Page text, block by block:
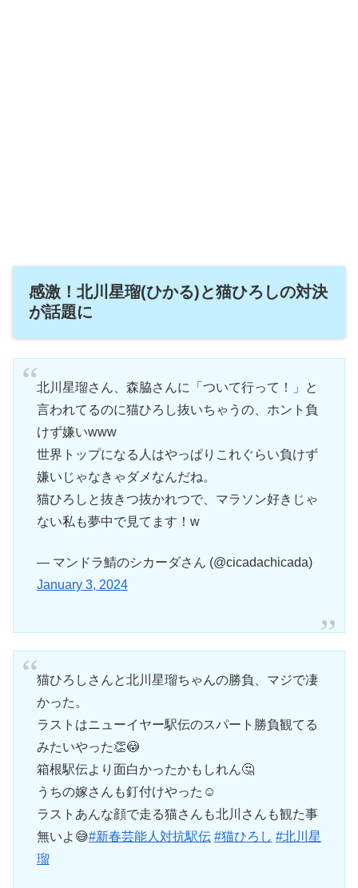
感激！北川星瑠(ひかる)と猫ひろしの対決
が話題に
北川星瑠さん、森脇さんに「ついて行って！」と
言われてるのに猫ひろし抜いちゃうの、ホント負
けず嫌いwww
世界トップになる人はやっぱりこれぐらい負けず
嫌いじゃなきゃダメなんだね。
猫ひろしと抜きつ抜かれつで、マラソン好きじゃ
ない私も夢中で見てます！w
— マンドラ鯖のシカーダさん (@cicadachicada)
January 3, 2024
猫ひろしさんと北川星瑠ちゃんの勝負、マジで凄
かった。
ラストはニューイヤー駅伝のスパート勝負観てる
みたいやった👏😳
箱根駅伝より面白かったかもしれん🤔
うちの嫁さんも釘付けやった☺️
ラストあんな顔で走る猫さんも北川さんも観た事
無いよ😅#新春芸能人対抗駅伝 #猫ひろし #北川星
瑠